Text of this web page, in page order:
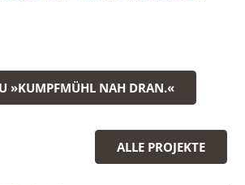
»KUMPFMÜHL NAH DRAN.«
ALLE PROJEKTE